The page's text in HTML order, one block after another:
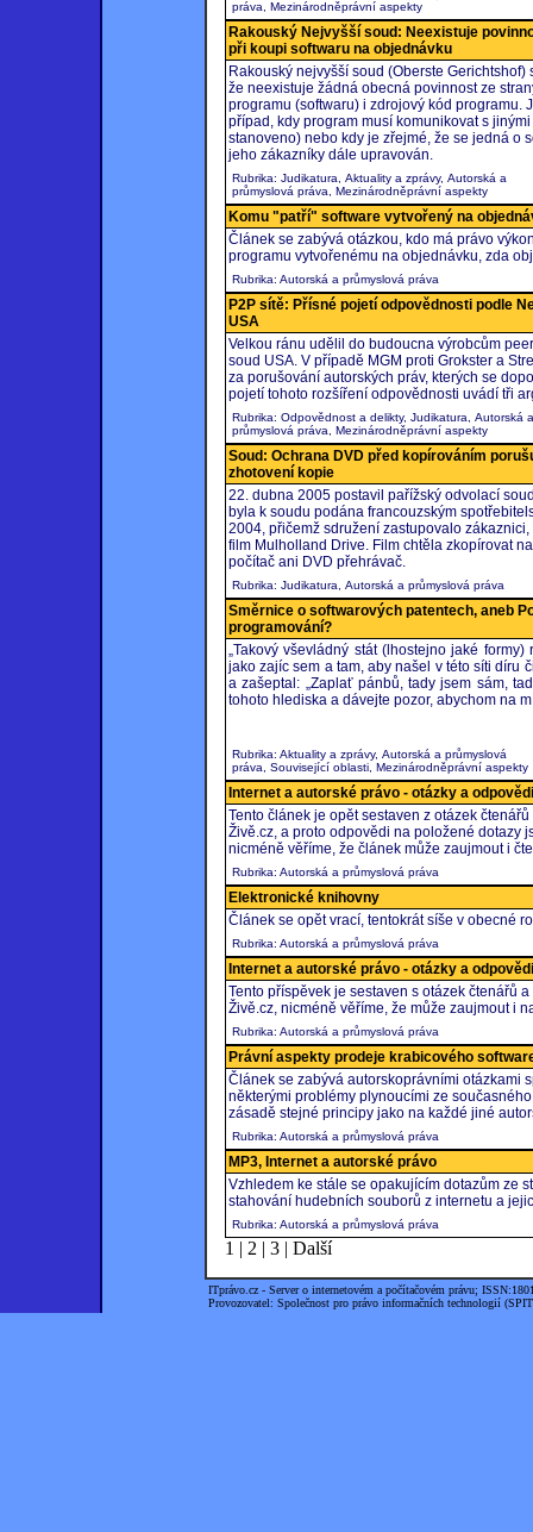
práva, Mezinárodněprávní aspekty
Rakouský Nejvyšší soud: Neexistuje
při koupi softwaru na objednávku
Rakouský nejvyšší soud (Oberste
že neexistuje žádná obecná povinnost ze
programu (softwaru) i zdrojový kód
případ, kdy program musí komunikovat s
stanoveno) nebo kdy je zřejmé, že se jedná o
jeho zákazníky dále upravován.
Rubrika: Judikatura, Aktuality a zprávy, Autorská a
průmyslová práva, Mezinárodněprávní aspekty
Komu "patří" software vytvořený na
Článek se zabývá otázkou, kdo má právo
programu vytvořenému na objednávku, zda
Rubrika: Autorská a průmyslová práva
P2P sítě: Přísné pojetí odpovědnosti podle
USA
Velkou ránu udělil do budoucna výrobcům
soud USA. V případě MGM proti Grokster a
za porušování autorských práv, kterých se
pojetí tohoto rozšíření odpovědnosti uvádí tři
Rubrika: Odpovědnost a delikty, Judikatura, Autorská a
průmyslová práva, Mezinárodněprávní aspekty
Soud: Ochrana DVD před kopírováním
zhotovení kopie
22. dubna 2005 postavil pařížský odvolací
byla k soudu podána francouzským
2004, přičemž sdružení zastupovalo
film Mulholland Drive. Film chtěla zkopírovat
počítač ani DVD přehrávač.
Rubrika: Judikatura, Autorská a průmyslová práva
Směrnice o softwarových patentech, aneb
programování?
„Takový vševládný stát (lhostejno jaké
jako zajíc sem a tam, aby našel v této síti díru
a zašeptal: „Zaplať pánbů, tady jsem sám,
tohoto hlediska a dávejte pozor, abychom na
Rubrika: Aktuality a zprávy, Autorská a průmyslová
práva, Související oblasti, Mezinárodněprávní aspekty
Internet a autorské právo - otázky a
Tento článek je opět sestaven z otázek
Živě.cz, a proto odpovědi na položené dotazy
nicméně věříme, že článek může zaujmout i
Rubrika: Autorská a průmyslová práva
Elektronické knihovny
Článek se opět vrací, tentokrát síše v obecné
Rubrika: Autorská a průmyslová práva
Internet a autorské právo - otázky a odpovědi
Tento příspěvek je sestaven s otázek čtenářů
Živě.cz, nicméně věříme, že může zaujmout i
Rubrika: Autorská a průmyslová práva
Právní aspekty prodeje krabicového
Článek se zabývá autorskoprávními otázkami
některými problémy plynoucími ze
zásadě stejné principy jako na každé jiné
Rubrika: Autorská a průmyslová práva
MP3, Internet a autorské právo
Vzhledem ke stále se opakujícím dotazům ze
stahování hudebních souborů z internetu a
Rubrika: Autorská a průmyslová práva
1 | 2 | 3 | Další
ITprávo.cz - Server o internetovém a počítačovém právu;
Provozovatel: Společnost pro právo informačních technologií